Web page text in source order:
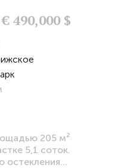
490,000 $
205 м²
5,1 соток.